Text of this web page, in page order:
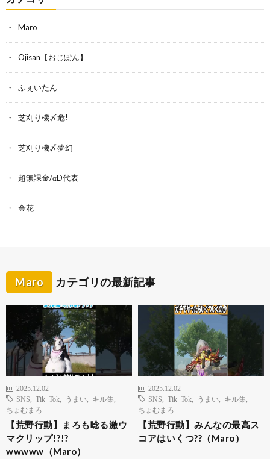
Maro
Ojisan【おじぽん】
ふぇいたん
芝刈り機〆危!
芝刈り機〆夢幻
超無課金/αD代表
金花
Maro カテゴリの最新記事
2025.12.02
SNS
Tik Tok うまい キル集
ちょむまろ
【荒野行動】まろも唸る激ウ
マクリップ!?!?
wwwww（Maro）
2025.12.02
SNS
Tik Tok うまい キル集
ちょむまろ
【荒野行動】みんなの最高ス
コアはいくつ??（Maro）